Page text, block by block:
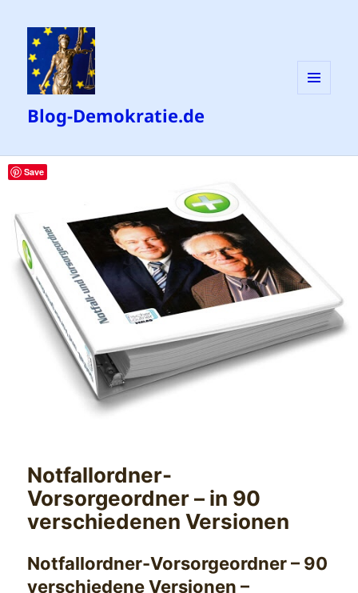
Blog-Demokratie.de
Notfallordner-
Vorsorgeordner – in 90
verschiedenen Versionen
Notfallordner-Vorsorgeordner – 90
verschiedene Versionen –
Save